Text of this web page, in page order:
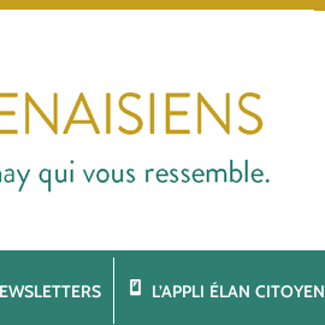
L’APPLI ÉLAN CITOYEN